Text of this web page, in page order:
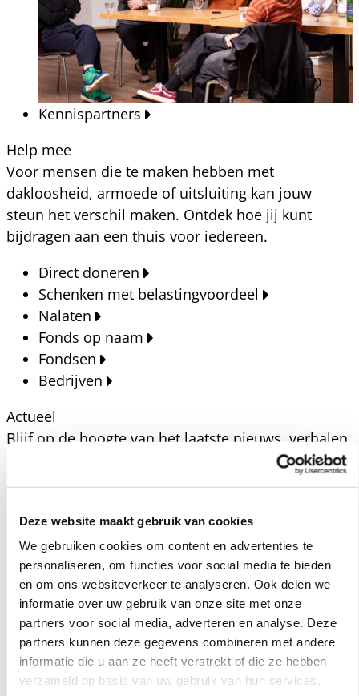
Deze website maakt gebruik van cookies
We gebruiken cookies om content en advertenties te
personaliseren, om functies voor social media te bieden
en om ons websiteverkeer te analyseren. Ook delen we
informatie over uw gebruik van onze site met onze
partners voor social media, adverteren en analyse. Deze
partners kunnen deze gegevens combineren met andere
informatie die u aan ze heeft verstrekt of die ze hebben
verzameld op basis van uw gebruik van hun services.
Kennispartners
Help mee
Voor mensen die te maken hebben met
dakloosheid, armoede of uitsluiting kan jouw
steun het verschil maken. Ontdek hoe jij kunt
bijdragen aan een thuis voor iedereen.
Direct doneren
Schenken met belastingvoordeel
Nalaten
Fonds op naam
Fondsen
Bedrijven
Actueel
Blijf op de hoogte van het laatste nieuws, verhalen,
publicaties en ontwikkelingen rondom Kansfonds
Nieuwsberichten
Nieuws
Verhalen
Beeldbanken
Foto's bestaanszekerheid
Foto's dak- en thuisloosheid
Agenda
Agenda